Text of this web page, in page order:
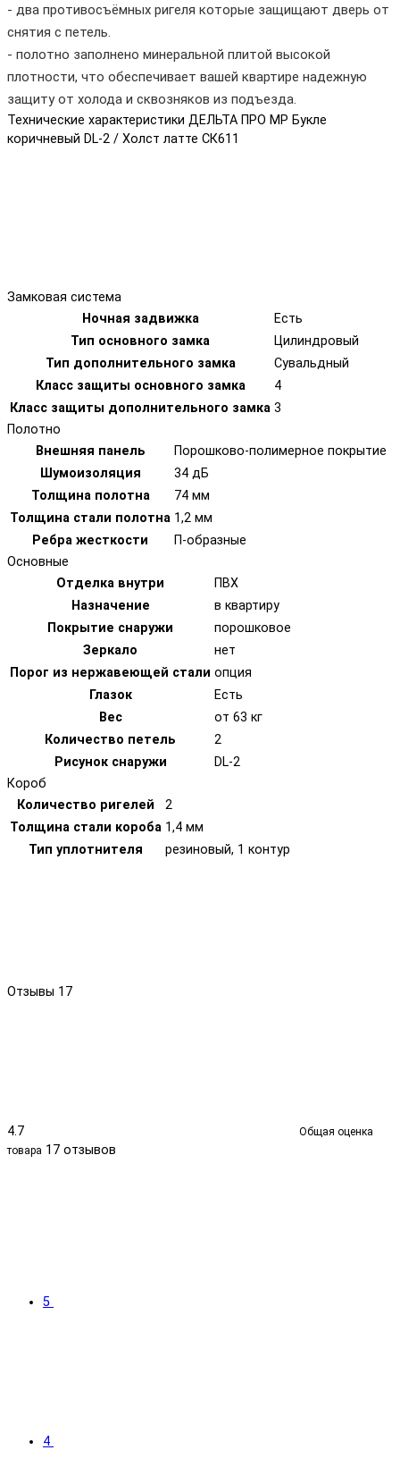
- два противосъёмных ригеля которые защищают дверь от
снятия с петель.
- полотно заполнено минеральной плитой высокой
плотности, что обеспечивает вашей квартире надежную
защиту от холода и сквозняков из подъезда.
Технические характеристики ДЕЛЬТА ПРО MP Букле
коричневый DL-2 / Холст латте СК611
Замковая система
Ночная задвижка
Есть
Тип основного замка
Цилиндровый
Тип дополнительного замка
Сувальдный
Класс защиты основного замка
4
Класс защиты дополнительного замка 3
Полотно
Внешняя панель
Порошково-полимерное покрытие
Шумоизоляция
34 дБ
Толщина полотна
74 мм
Толщина стали полотна 1,2 мм
Ребра жесткости
П-образные
Основные
Отделка внутри
ПВХ
Назначение
в квартиру
Покрытие снаружи
порошковое
Зеркало
нет
Порог из нержавеющей стали опция
Глазок
Есть
Вес
от 63 кг
Количество петель
2
Рисунок снаружи
DL-2
Короб
Количество ригелей
2
Толщина стали короба 1,4 мм
Тип уплотнителя
резиновый, 1 контур
Отзывы 17
4.7
Общая оценка
товара 17 отзывов
5
4